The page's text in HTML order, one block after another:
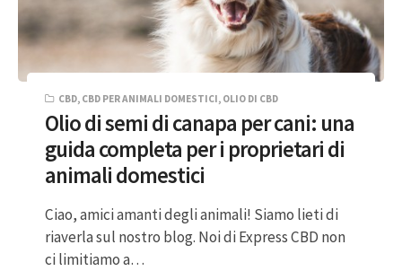
CBD, CBD PER ANIMALI DOMESTICI, OLIO DI CBD
Olio di semi di canapa per cani: una
guida completa per i proprietari di
animali domestici
Ciao, amici amanti degli animali! Siamo lieti di
riaverla sul nostro blog. Noi di Express CBD non
ci limitiamo a…